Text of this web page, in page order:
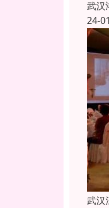
武汉
24-
武汉